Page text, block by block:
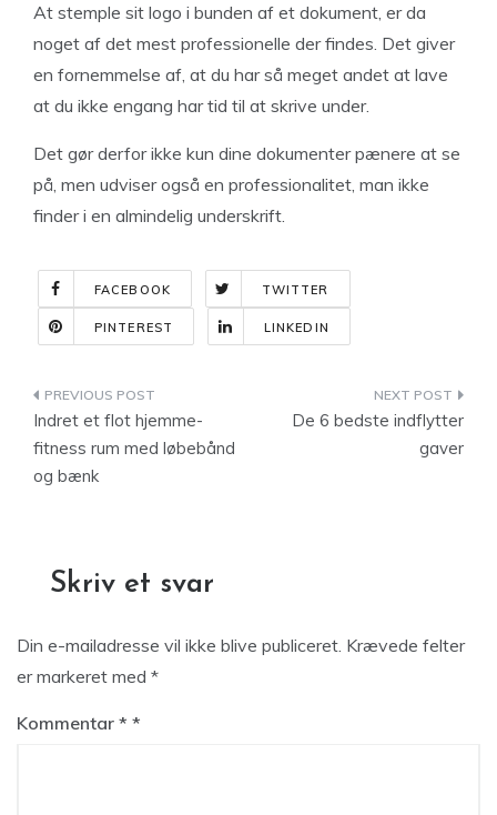
At stemple sit logo i bunden af et dokument, er da
noget af det mest professionelle der findes. Det giver
en fornemmelse af, at du har så meget andet at lave
at du ikke engang har tid til at skrive under.
Det gør derfor ikke kun dine dokumenter pænere at se
på, men udviser også en professionalitet, man ikke
finder i en almindelig underskrift.
FACEBOOK TWITTER
PINTEREST LINKEDIN
Indlægsnavigation
Indret et flot hjemme-
fitness rum med løbebånd
og bænk
De 6 bedste indflytter
gaver
Skriv et svar
Din e-mailadresse vil ikke blive publiceret. Krævede felter
er markeret med *
Kommentar *